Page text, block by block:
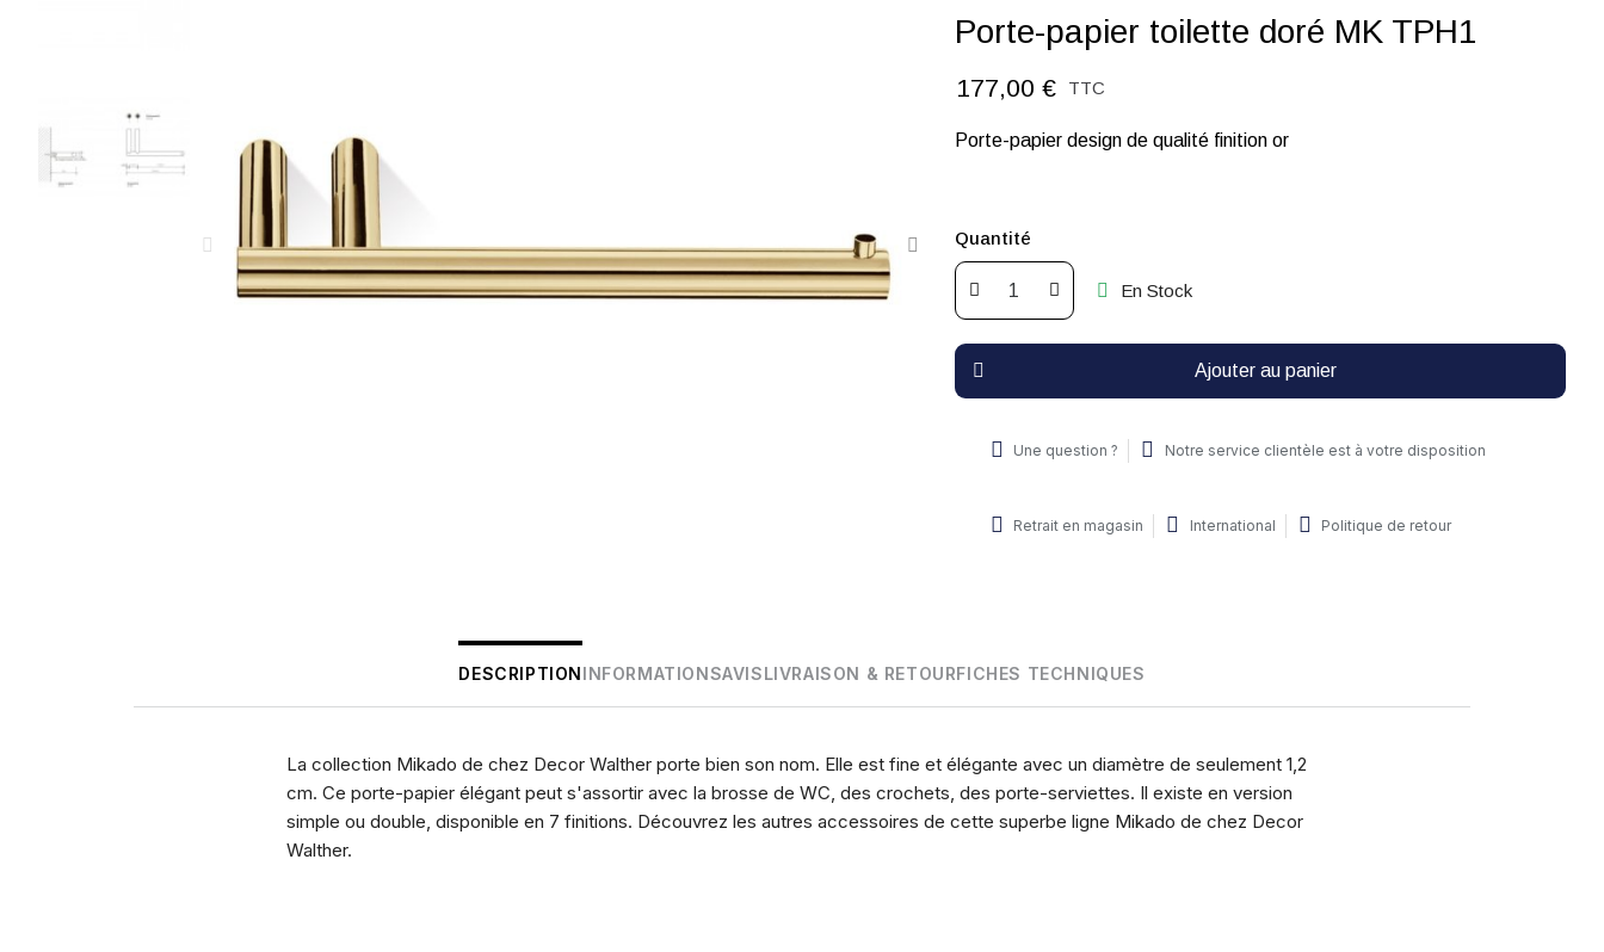
Porte-papier toilette doré MK TPH1
177,00 € TTC
Porte-papier design de qualité finition or
Quantité
En Stock
Ajouter au panier
Une question ? Notre service clientèle est à votre disposition
Retrait en magasin International Politique de retour
DESCRIPTIONINFORMATIONSAVISLIVRAISON & RETOURFICHES TECHNIQUES
La collection Mikado de chez Decor Walther porte bien son nom. Elle est fine et élégante avec un diamètre de seulement 1,2
cm. Ce porte-papier élégant peut s'assortir avec la brosse de WC, des crochets, des porte-serviettes. Il existe en version
simple ou double, disponible en 7 finitions. Découvrez les autres accessoires de cette superbe ligne Mikado de chez Decor
Walther.